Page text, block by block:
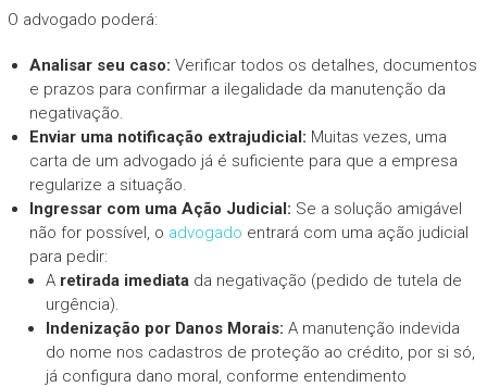
O advogado poderá:
Analisar seu caso: Verificar todos os detalhes, documentos
e prazos para confirmar a ilegalidade da manutenção da
negativação.
Enviar uma notificação extrajudicial: Muitas vezes, uma
carta de um advogado já é suficiente para que a empresa
regularize a situação.
Ingressar com uma Ação Judicial: Se a solução amigável
não for possível, o advogado entrará com uma ação judicial
para pedir:
A retirada imediatada negativação (pedido de tutela de
urgência).
Indenização por Danos Morais: A manutenção indevida
do nome nos cadastros de proteção ao crédito, por si só,
já configura dano moral, conforme entendimento